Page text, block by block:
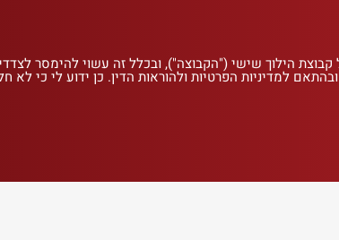
הילוך שישי ("הקבוצה"), ובכלל זה עשוי להימסר
למדיניות הפרטיות ולהוראות הדין. כן ידוע לי כי